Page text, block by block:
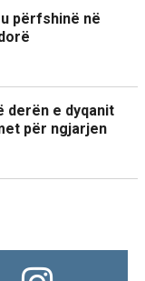
përfshinë në
derën e dyqanit
për ngjarjen